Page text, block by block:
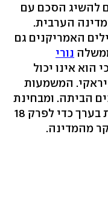
להשיג הסכם עם
הערבית.
האמריקנים גם
נורי
הוא אינו יכול
המשמעות
הביתה. ומבחינת
לוח זמנים, יש להם תשעה שבועות בערך כדי לפרק 18
מהמדינה.